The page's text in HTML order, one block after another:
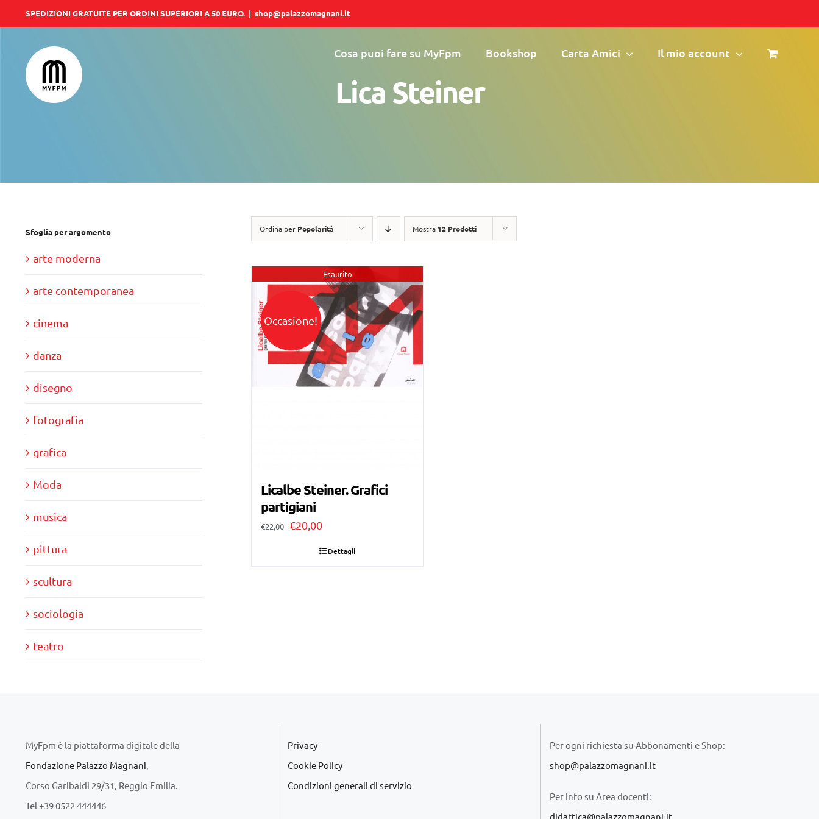
al
contenuto
SPEDIZIONI GRATUITE PER ORDINI SUPERIORI A 50 EURO. | shop@palazzomagnani.it
Cosa puoi fare su MyFpm Bookshop Carta Amici Il mio account
Lica Steiner
Ordina per Popolarità Mostra 12 Prodotti
Esaurito
Occasione!
Licalbe Steiner. Grafici
partigiani
€22,00 Il
€20,00Il
Dettagli
Sfoglia per argomento
arte moderna
arte contemporanea
cinema
danza
disegno
fotografia
grafica
Moda
musica
pittura
scultura
sociologia
teatro
MyFpm è la piattaforma digitale della
Fondazione Palazzo Magnani
Corso Garibaldi 29/31, Reggio Emilia.
Tel +39 0522 444446
Privacy
Cookie Policy
Condizioni generali di servizio
Per ogni richiesta su Abbonamenti e Shop:
shop@palazzomagnani.it
Per info su Area docenti:
didattica@palazzomagnani.it